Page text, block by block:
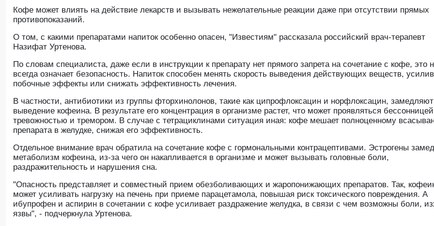
Кофе может влиять на действие лекарств и вызывать нежелательные реакции даже при отсутствии прямых
противопоказаний.
O том, с какими препаратами напиток особенно опасен, "Известиям" рассказала российский врач-терапевт
Назифат Уртенова.
По словам специалиста, даже если в инструкции к препарату нет прямого запрета на сочетание с кофе, это
всегда означает безопасность. Напиток способен менять скорость выведения действующих веществ,
побочные эффекты или снижать эффективность лечения.
В частности, антибиотики из группы фторхинолонов, такие как ципрофлоксацин и норфлоксацин, замедляют
выведение кофеина. В результате его концентрация в организме растет, что может проявляться
тревожностью и тремором. В случае с тетрациклинами ситуация иная: кофе мешает полноценному
препарата в желудке, снижая его эффективность.
Отдельное внимание врач обратила на сочетание кофе с гормональными контрацептивами. Эстрогены
метаболизм кофеина, из-за чего он накапливается в организме и может вызывать головные боли,
раздражительность и нарушения сна.
"Опасность представляет и совместный прием обезболивающих и жаропонижающих препаратов. Так,
может усиливать нагрузку на печень при приеме парацетамола, повышая риск токсического повреждения. А
ибупрофен и аспирин в сочетании с кофе усиливает раздражение желудка, в связи с чем возможны боли,
язвы", - подчеркнула Уртенова.